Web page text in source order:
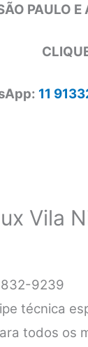
PAULO
11
Vila
9239
técnica
todos os